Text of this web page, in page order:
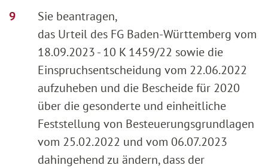
Sie beantragen,
das Urteil des FG Baden-Württemberg vom
18.09.2023 - 10 K 1459/22 sowie die
Einspruchsentscheidung vom 22.06.2022
aufzuheben und die Bescheide für 2020
über die gesonderte und einheitliche
Feststellung von Besteuerungsgrundlagen
vom 25.02.2022 und vom 06.07.2023
dahingehend zu ändern, dass der